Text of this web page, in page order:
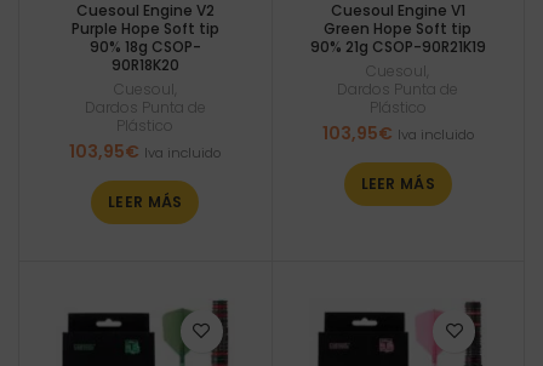
Cuesoul Engine V2
Purple Hope Soft tip
90% 18g CSOP-
90R18K20
Cuesoul
Dardos Punta de
Plástico
103,95€ Iva incluido
LEER MÁS
Cuesoul Engine V1
Green Hope Soft tip
90% 21g CSOP-90R21K19
Cuesoul
Dardos Punta de
Plástico
103,95€ Iva incluido
LEER MÁS